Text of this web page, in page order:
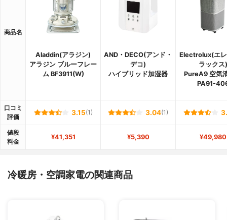
商品名
Aladdin(アラジン)
アラジン ブルーフレー
ム BF3911(W)
AND・DECO(アンド・
デコ)
ハイブリッド加湿器
Electrolux(エ
ラックス)
PureA9 空気
PA91-
口コミ
評価
3.15(1) 3.04(1)
値段
料金
¥41,351 ¥5,390 ¥49,980
冷暖房・空調家電の関連商品